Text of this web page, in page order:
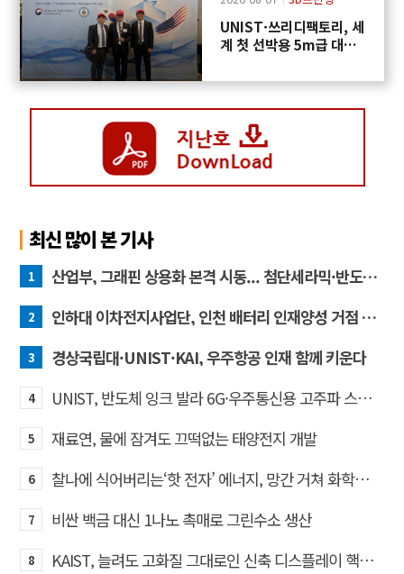
UNIST·쓰리디팩토리, 세
계 첫 선박용 5m급 대형
최신 많이 본 기사
1 산업부, 그래핀 상용화 본격 시동... 첨단세라믹·반도체 방열소재 시장 확대 기대
2 인하대 이차전지사업단, 인천 배터리 인재양성 거점 역할 강화
3 경상국립대·UNIST·KAI, 우주항공 인재 함께 키운다
4 UNIST, 반도체 잉크 발라 6G·우주통신용 고주파 스위치 만든다
5 재료연, 물에 잠겨도 끄떡없는 태양전지 개발
6 찰나에 식어버리는‘핫 전자’ 에너지, 망간 거쳐 화학반응에 쓴다
7 비싼 백금 대신 1나노 촉매로 그린수소 생산
8 KAIST, 늘려도 고화질 그대로인 신축 디스플레이 핵심기술 개발​